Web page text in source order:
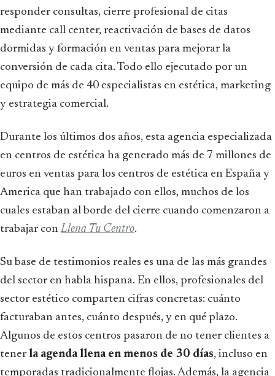
responder consultas, cierre profesional de citas
mediante call center, reactivación de bases de datos
dormidas y formación en ventas para mejorar la
conversión de cada cita. Todo ello ejecutado por un
equipo de más de 40 especialistas en estética, marketing
y estrategia comercial.
Durante los últimos dos años, esta agencia especializada
en centros de estética ha generado más de 7 millones de
euros en ventas para los centros de estética en España y
America que han trabajado con ellos, muchos de los
cuales estaban al borde del cierre cuando comenzaron a
trabajar con Llena Tu Centro.
Su base de testimonios reales es una de las más grandes
del sector en habla hispana. En ellos, profesionales del
sector estético comparten cifras concretas: cuánto
facturaban antes, cuánto después, y en qué plazo.
Algunos de estos centros pasaron de no tener clientes a
tener la agenda llena en menos de 30 días, incluso en
temporadas tradicionalmente flojas. Además, la agencia